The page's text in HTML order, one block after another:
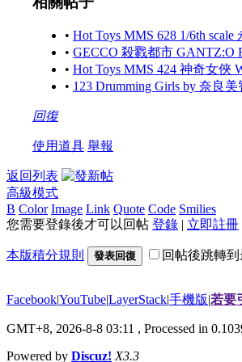
• Hot Toys MMS 628 1/6th scale
• GECCO 殺戮都市 GANTZ:O
• Hot Toys MMS 424 神奇女俠
• 123 Drumming Girls by 奈良
回復
使用道具 舉報
返回列表
高級模式
B Color Image Link Quote Code Smilies
您需要登錄後才可以回帖 登錄 | 立即註冊
本版積分規則 發表回復 回帖後跳轉
Facebook|YouTube|LayerStack|手機版|若要
GMT+8, 2026-8-8 03:11 , Processed in
Powered by Discuz! X3.3